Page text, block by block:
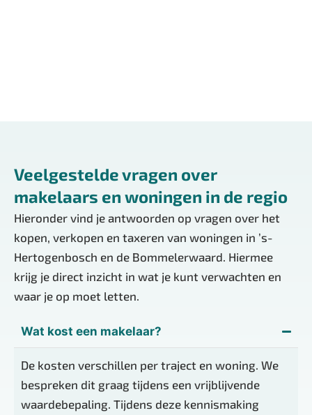
Veelgestelde vragen over
makelaars en woningen in de regio
Hieronder vind je antwoorden op vragen over het
kopen, verkopen en taxeren van woningen in ’s-
Hertogenbosch en de Bommelerwaard. Hiermee
krijg je direct inzicht in wat je kunt verwachten en
waar je op moet letten.
Wat kost een makelaar?
De kosten verschillen per traject en woning. We
bespreken dit graag tijdens een vrijblijvende
waardebepaling. Tijdens deze kennismaking